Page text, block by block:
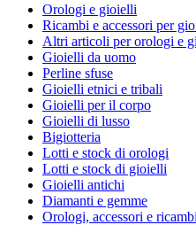
Orologi e gioielli
Ricambi e accessori per
Altri articoli per orologi e
Gioielli da uomo
Perline sfuse
Gioielli etnici e tribali
Gioielli per il corpo
Gioielli di lusso
Bigiotteria
Lotti e stock di orologi
Lotti e stock di gioielli
Gioielli antichi
Diamanti e gemme
Orologi, accessori e ricambi